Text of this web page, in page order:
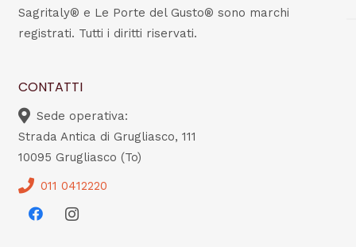
Sagritaly® e Le Porte del Gusto® sono marchi
registrati. Tutti i diritti riservati.
CONTATTI
Sede operativa:
Strada Antica di Grugliasco, 111
10095 Grugliasco (To)
011 0412220